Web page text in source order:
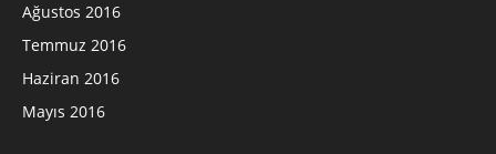
Ağustos 2016
Temmuz 2016
Haziran 2016
Mayıs 2016